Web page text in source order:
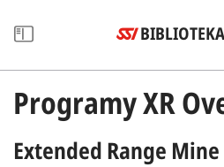
Programy XR
Extended Range